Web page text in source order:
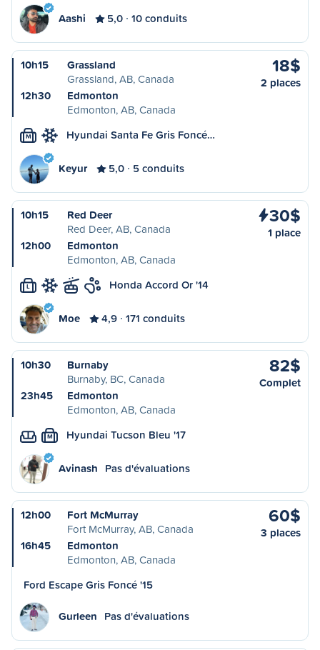
Aashi 5,0 10 conduits
10h15
Grassland
Grassland, AB, Canada
12h30
Edmonton
Edmonton, AB, Canada
18$
2 places
M Hyundai Santa Fe Gris Foncé…
Keyur 5,0 5 conduits
10h15
Red Deer
Red Deer, AB, Canada
12h00
Edmonton
Edmonton, AB, Canada
30$
1 place
L Honda Accord Or '14
Moe 4,9 171 conduits
10h30
Burnaby
Burnaby, BC, Canada
23h45
Edmonton
Edmonton, AB, Canada
82$
Complet
M Hyundai Tucson Bleu '17
Avinash Pas d'évaluations
12h00
Fort McMurray
Fort McMurray, AB, Canada
16h45
Edmonton
Edmonton, AB, Canada
60$
3 places
Ford Escape Gris Foncé '15
Gurleen Pas d'évaluations